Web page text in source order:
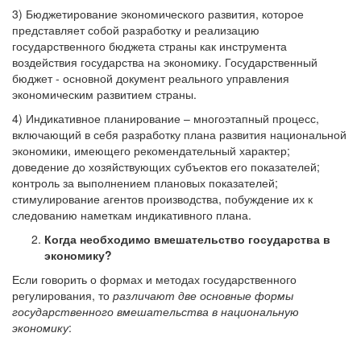
3) Бюджетирование экономического развития, которое
представляет собой разработку и реализацию
государственного бюджета страны как инструмента
воздействия государства на экономику. Государственный
бюджет - основной документ реального управления
экономическим развитием страны.
4) Индикативное планирование – многоэтапный процесс,
включающий в себя разработку плана развития национальной
экономики, имеющего рекомендательный характер;
доведение до хозяйствующих субъектов его показателей;
контроль за выполнением плановых показателей;
стимулирование агентов производства, побуждение их к
следованию наметкам индикативного плана.
Когда необходимо вмешательство государства в
экономику?
Если говорить о формах и методах государственного
регулирования, то различают две основные формы
государственного вмешательства в национальную
экономику: